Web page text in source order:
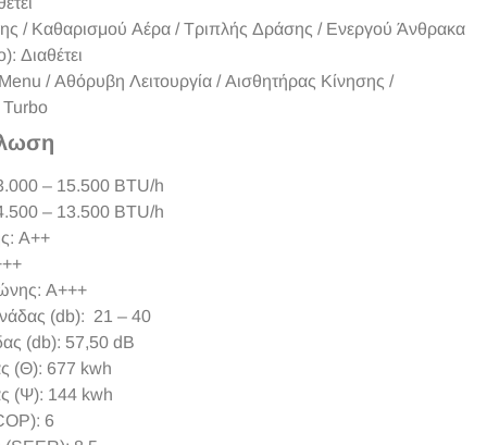
/ Kαθαρισμού Αέρα / Τριπλής Δράσης / Ενεργού Άνθρακα
Διαθέτει
/ Αθόρυβη Λειτουργία / Αισθητήρας Κίνησης /
Turbo
– 15.500 BTU/h
– 13.500 BTU/h
Α++
A+++
(db): 21 – 40
(db): 57,50 dB
(Θ): 677 kwh
(Ψ): 144 kwh
6